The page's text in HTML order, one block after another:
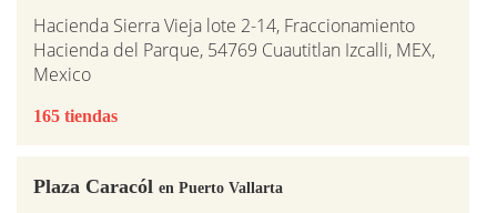
Hacienda Sierra Vieja lote 2-14, Fraccionamiento
Hacienda del Parque, 54769 Cuautitlan Izcalli, MEX,
Mexico
165 tiendas
Plaza Caracól en Puerto Vallarta